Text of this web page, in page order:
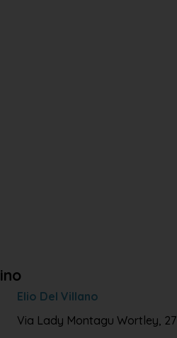
Elio Del Villano
Via Lady Montagu Wortley, 27